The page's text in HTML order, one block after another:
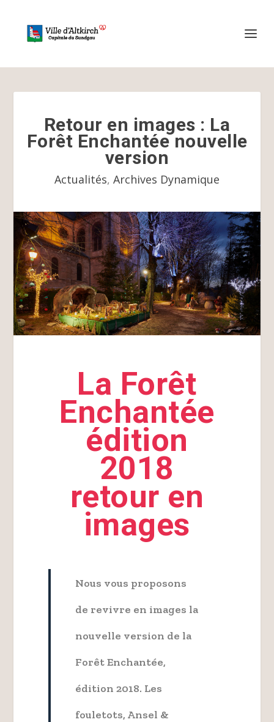
Retour en images : La
Forêt Enchantée nouvelle
version
Actualités, Archives Dynamique
La Forêt
Enchantée
édition
2018
retour en
images
Nous vous proposons
de revivre en images la
nouvelle version de la
Forêt Enchantée,
édition 2018. Les
fouletots, Ansel &